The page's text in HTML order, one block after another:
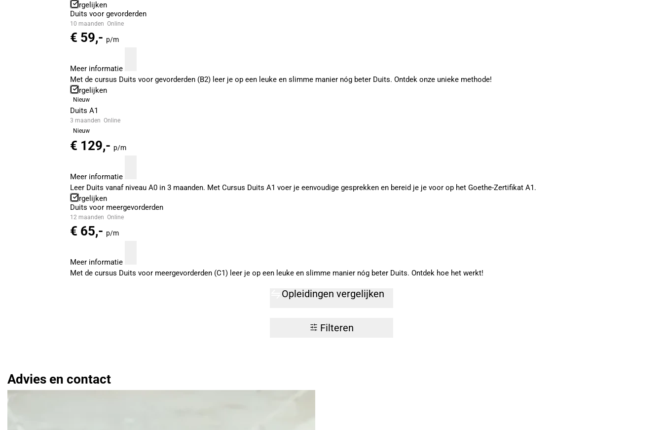
Vergelijken
Duits voor gevorderden
10 maanden Online
€ 59,- p/m
Meer informatie
Met de cursus Duits voor gevorderden (B2) leer je op een leuke en slimme manier nóg beter Duits. Ontdek onze unieke methode!
Vergelijken
Nieuw
Duits A1
3 maanden Online
Nieuw
€ 129,- p/m
Meer informatie
Leer Duits vanaf niveau A0 in 3 maanden. Met Cursus Duits A1 voer je eenvoudige gesprekken en bereid je je voor op het Goethe-Zertifikat A1.
Vergelijken
Duits voor meergevorderden
12 maanden Online
€ 65,- p/m
Meer informatie
Met de cursus Duits voor meergevorderden (C1) leer je op een leuke en slimme manier nóg beter Duits. Ontdek hoe het werkt!
Opleidingen vergelijken
Filteren
Advies en contact